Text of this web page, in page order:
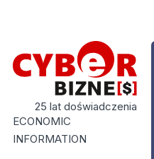
25 lat doświadczenia
ECONOMIC
INFORMATION